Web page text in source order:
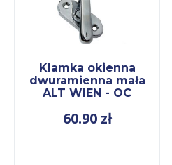
Klamka okienna
dwuramienna mała
ALT WIEN - OC
60.90 zł